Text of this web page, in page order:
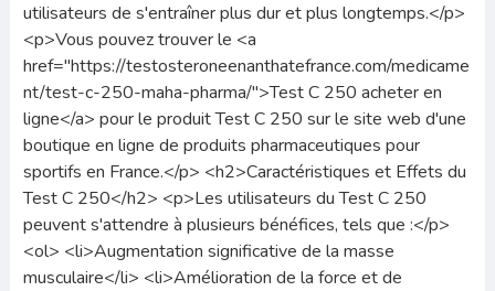
utilisateurs de s'entraîner plus dur et plus longtemps.</p>
<p>Vous pouvez trouver le <a
href="https://testosteroneenanthatefrance.com/medicame
nt/test-c-250-maha-pharma/">Test C 250 acheter en
ligne</a> pour le produit Test C 250 sur le site web d'une
boutique en ligne de produits pharmaceutiques pour
sportifs en France.</p> <h2>Caractéristiques et Effets du
Test C 250</h2> <p>Les utilisateurs du Test C 250
peuvent s'attendre à plusieurs bénéfices, tels que :</p>
<ol> <li>Augmentation significative de la masse
musculaire</li> <li>Amélioration de la force et de